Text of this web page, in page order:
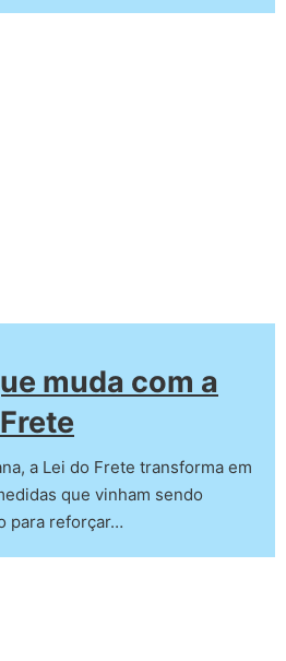
muda com a
a Lei do Frete transforma em
que vinham sendo
para reforçar…